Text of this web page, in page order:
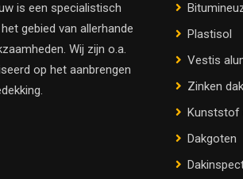
is een specialistisch
gebied van allerhande
Wij zijn o.a.
op het aanbrengen
Plastisol
Vestis
Zinken
Kunststof
Dakgoten